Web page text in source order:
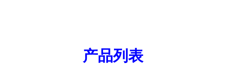
产品列表